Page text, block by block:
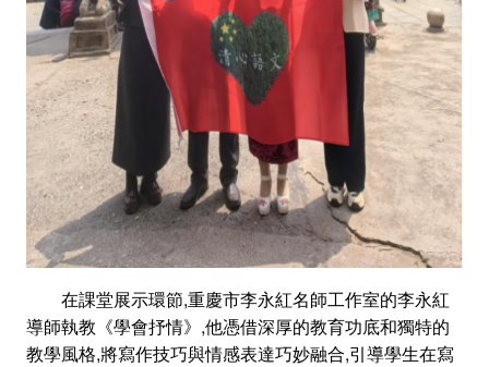
在課堂展示環節,重慶市李永紅名師工作室的李永紅
導師執教《學會抒情》,他憑借深厚的教育功底和獨特的
教學風格,將寫作技巧與情感表達巧妙融合,引導學生在寫